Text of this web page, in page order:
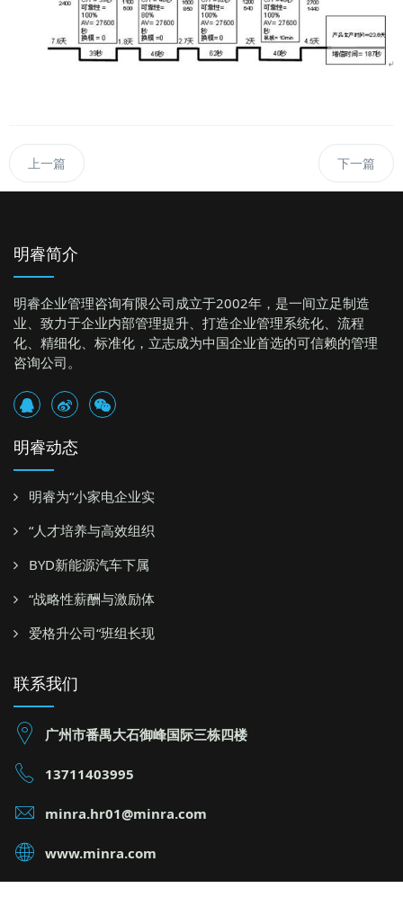
上一篇 下一篇
明睿简介
明睿企业管理咨询有限公司成立于2002年，是一间立足制造
业、致力于企业内部管理提升、打造企业管理系统化、流程
化、精细化、标准化，立志成为中国企业首选的可信赖的管理
咨询公司。
明睿动态
明睿为“小家电企业实
“人才培养与高效组织
BYD新能源汽车下属
“战略性薪酬与激励体
爱格升公司“班组长现
联系我们
广州市番禺大石御峰国际三栋四楼
13711403995
minra.hr01@minra.com
www.minra.com